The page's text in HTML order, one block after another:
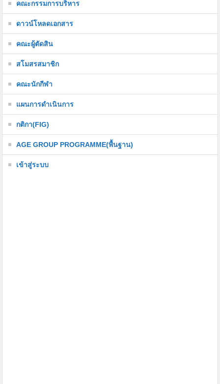
คณะกรรมการบริหาร
ดาวน์โหลดเอกสาร
คณะผู้ตัดสิน
สโมสรสมาชิก
คณะนักกีฬา
แผนการดำเนินการ
กติกา(FIG)
AGE GROUP PROGRAMME(พื้นฐาน)
เข้าสู่ระบบ